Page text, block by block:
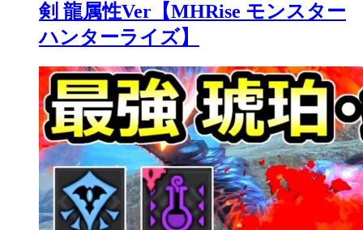
剣 龍属性Ver【MHRise モンスター
ハンターライズ】